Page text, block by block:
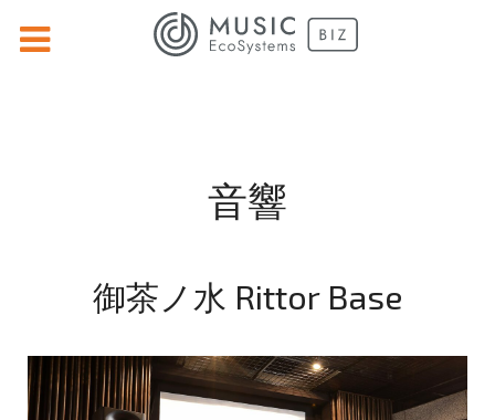
音響
御茶ノ水 Rittor Base